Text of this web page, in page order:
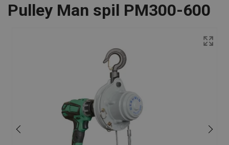
Pulley Man spil PM300-600